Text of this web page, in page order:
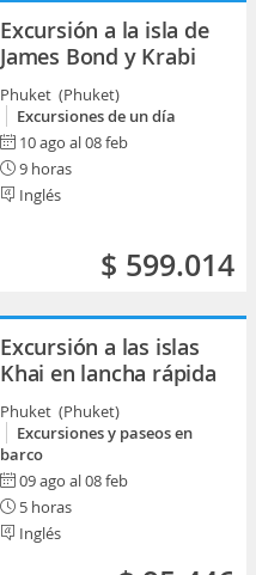
Excursión a la isla de
James Bond y Krabi
Phuket (Phuket)
Excursiones de un día
10 ago al 08 feb
9 horas
Inglés
$ 599.014
Excursión a las islas
Khai en lancha rápida
Phuket (Phuket)
Excursiones y paseos en
barco
09 ago al 08 feb
5 horas
Inglés